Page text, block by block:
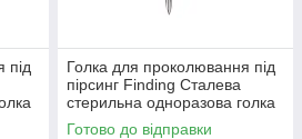
під
Голка для проколювання під
пірсинг Finding Сталева
стерильна одноразова голка
18G Сталистий 1 мм
Готово до відправки